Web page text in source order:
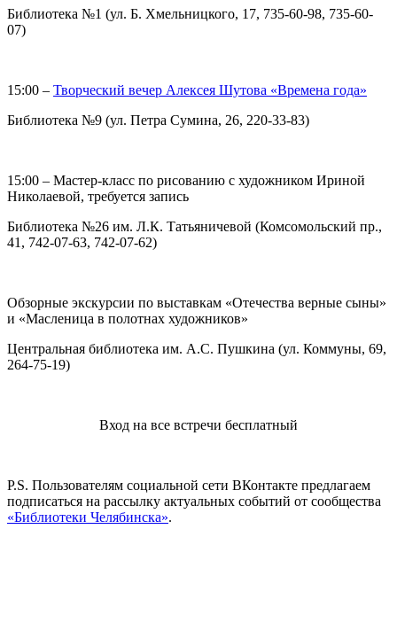
Библиотека №1 (ул. Б. Хмельницкого, 17, 735-60-98, 735-60-
07)
15:00 – Творческий вечер Алексея Шутова «Времена года»
Библиотека №9 (ул. Петра Сумина, 26, 220-33-83)
15:00 – Мастер-класс по рисованию с художником Ириной
Николаевой, требуется запись
Библиотека №26 им. Л.К. Татьяничевой (Комсомольский пр.,
41, 742-07-63, 742-07-62)
Обзорные экскурсии по выставкам «Отечества верные сыны»
и «Масленица в полотнах художников»
Центральная библиотека им. А.С. Пушкина (ул. Коммуны, 69,
264-75-19)
Вход на все встречи бесплатный
P.S. Пользователям социальной сети ВКонтакте предлагаем
подписаться на рассылку актуальных событий от сообщества
«Библиотеки Челябинска».